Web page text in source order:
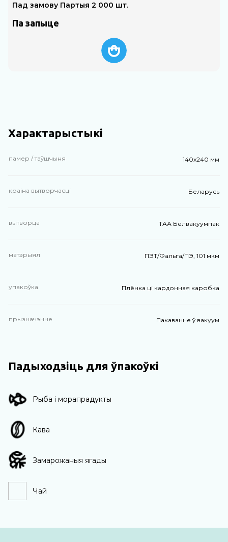
Пад замову Партыя 2 000 шт.
Па запыце
Характарыстыкі
памер / таўшчыня 140х240 мм
краіна вытворчасці Беларусь
вытворца ТАА Белвакуумпак
матэрыял ПЭТ/Фальга/ПЭ, 101 мкм
упакоўка Плёнка ці кардонная каробка
прызначэнне Пакаванне ў вакуум
Падыходзіць для ўпакоўкі
Рыба і морапрадукты
Кава
Замарожаныя ягады
Чай